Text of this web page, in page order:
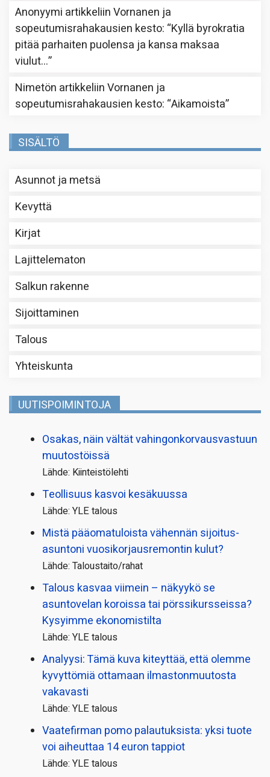
Anonyymi artikkeliinVornanen ja
sopeutumisrahakausien kesto: “Kyllä byrokratia
pitää parhaiten puolensa ja kansa maksaa
viulut…”
Nimetön artikkeliinVornanen ja
sopeutumisrahakausien kesto: “Aikamoista”
SISÄLTÖ
Asunnot ja metsä
Kevyttä
Kirjat
Lajittelematon
Salkun rakenne
Sijoittaminen
Talous
Yhteiskunta
UUTISPOIMINTOJA
Osakas, näin vältät vahingonkorvausvastuun
muutostöissä
Lähde: Kiinteistölehti
Teollisuus kasvoi kesäkuussa
Lähde: YLE talous
Mistä pääoma­tuloista vähennän sijoitus­
asuntoni vuosikorjaus­remontin kulut?
Lähde: Taloustaito/rahat
Talous kasvaa viimein – näkyykö se
asuntovelan koroissa tai pörssi­kursseissa?
Kysyimme ekonomistilta
Lähde: YLE talous
Analyysi: Tämä kuva kiteyttää, että olemme
kyvyttömiä ottamaan ilmaston­muutosta
vakavasti
Lähde: YLE talous
Vaatefirman pomo palautuksista: yksi tuote
voi aiheuttaa 14 euron tappiot
Lähde: YLE talous